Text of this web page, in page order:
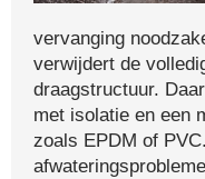
vervanging
verwijdert de
draagstructuur.
met isolatie en een
zoals EPDM of